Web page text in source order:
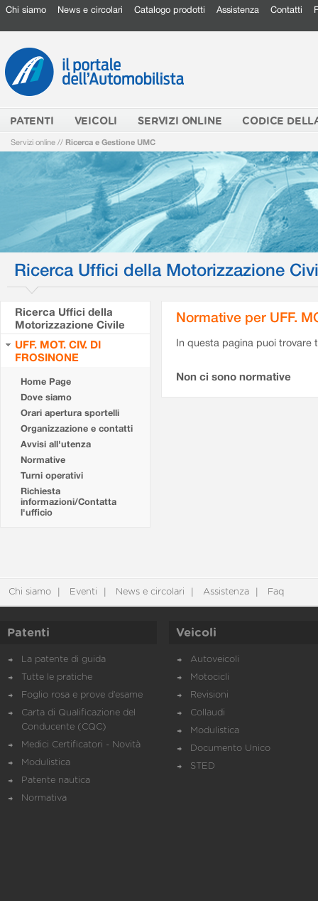
Chi siamo News e circolari Catalogo prodotti Assistenza Contatti
PATENTI VEICOLI SERVIZI ONLINE CODICE
Servizi online // Ricerca e Gestione UMC
Ricerca Uffici della Motorizzazione
Ricerca Uffici della
Motorizzazione Civile
UFF. MOT. CIV. DI
FROSINONE
Home Page
Dove siamo
Orari apertura sportelli
Organizzazione e contatti
Avvisi all'utenza
Normative
Turni operativi
Richiesta
informazioni/Contatta
l'ufficio
Normative per UFF.
In questa pagina puoi
Non ci sono normative
Chi siamo Eventi News e circolari Assistenza Faq
Patenti
La patente di guida
Tutte le pratiche
Foglio rosa e prove d’esame
Carta di Qualificazione del
Conducente (CQC)
Medici Certificatori - Novità
Modulistica
Patente nautica
Normativa
Veicoli
Autoveicoli
Motocicli
Revisioni
Collaudi
Modulistica
Documento Unico
STED